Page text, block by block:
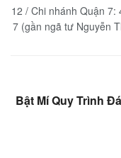
12 / Chi nhánh Quận 7:
7 (gần ngã tư Nguyễn
Bật Mí Quy Trình